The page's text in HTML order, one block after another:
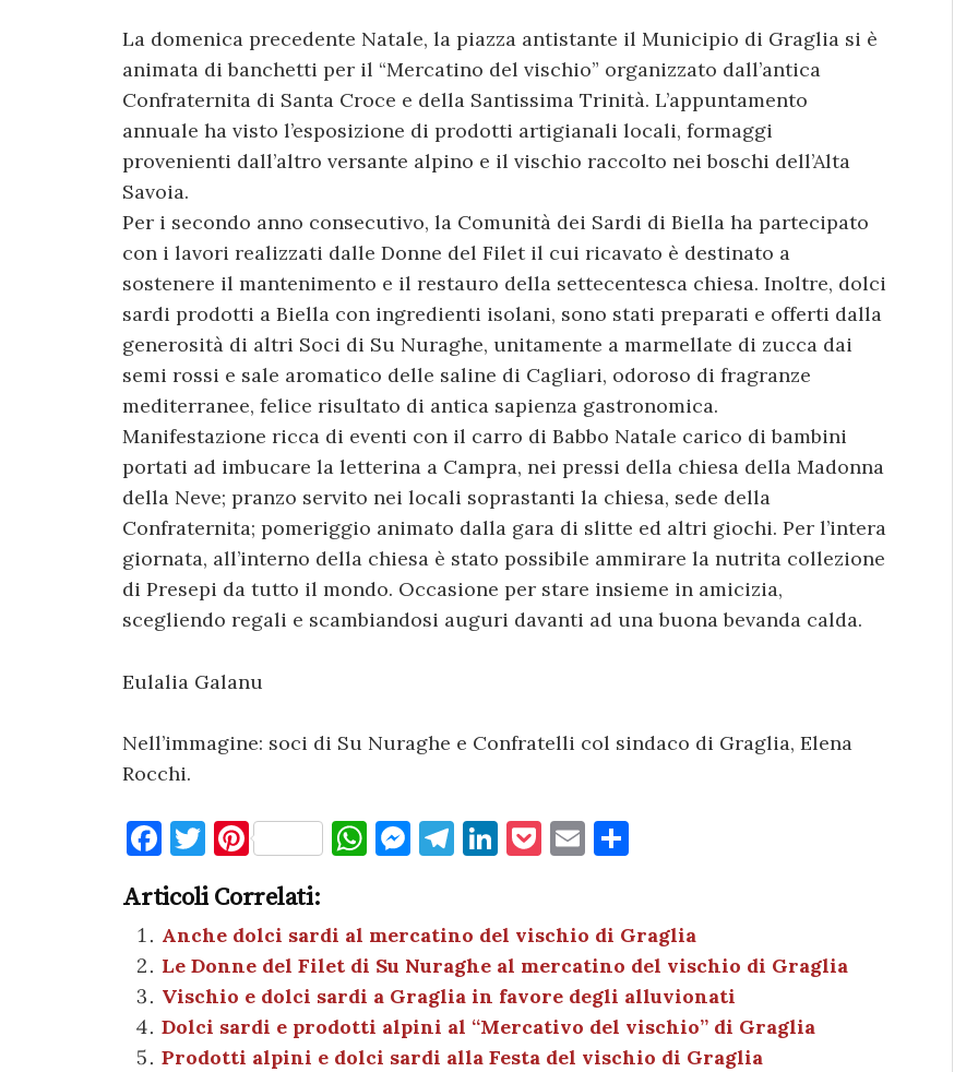
La domenica precedente Natale, la piazza antistante il Municipio di Graglia si è
animata di banchetti per il “Mercatino del vischio” organizzato dall’antica
Confraternita di Santa Croce e della Santissima Trinità. L’appuntamento
annuale ha visto l’esposizione di prodotti artigianali locali, formaggi
provenienti dall’altro versante alpino e il vischio raccolto nei boschi dell’Alta
Savoia.
Per i secondo anno consecutivo, la Comunità dei Sardi di Biella ha partecipato
con i lavori realizzati dalle Donne del Filet il cui ricavato è destinato a
sostenere il mantenimento e il restauro della settecentesca chiesa. Inoltre, dolci
sardi prodotti a Biella con ingredienti isolani, sono stati preparati e offerti dalla
generosità di altri Soci di Su Nuraghe, unitamente a marmellate di zucca dai
semi rossi e sale aromatico delle saline di Cagliari, odoroso di fragranze
mediterranee, felice risultato di antica sapienza gastronomica.
Manifestazione ricca di eventi con il carro di Babbo Natale carico di bambini
portati ad imbucare la letterina a Campra, nei pressi della chiesa della Madonna
della Neve; pranzo servito nei locali soprastanti la chiesa, sede della
Confraternita; pomeriggio animato dalla gara di slitte ed altri giochi. Per l’intera
giornata, all’interno della chiesa è stato possibile ammirare la nutrita collezione
di Presepi da tutto il mondo. Occasione per stare insieme in amicizia,
scegliendo regali e scambiandosi auguri davanti ad una buona bevanda calda.
Eulalia Galanu
Nell’immagine: soci di Su Nuraghe e Confratelli col sindaco di Graglia, Elena
Rocchi.
F
c
e
b
o
o
T
it
te
r
Pi
er
es
t
W
s
A
p
p
M
n
g
er
T
gr
a
m
Li
e
dI
n
P
k
et
E
l di
vi
di
Articoli Correlati:
Anche dolci sardi al mercatino del vischio di Graglia
Le Donne del Filet di Su Nuraghe al mercatino del vischio di Graglia
Vischio e dolci sardi a Graglia in favore degli alluvionati
Dolci sardi e prodotti alpini al “Mercativo del vischio” di Graglia
Prodotti alpini e dolci sardi alla Festa del vischio di Graglia